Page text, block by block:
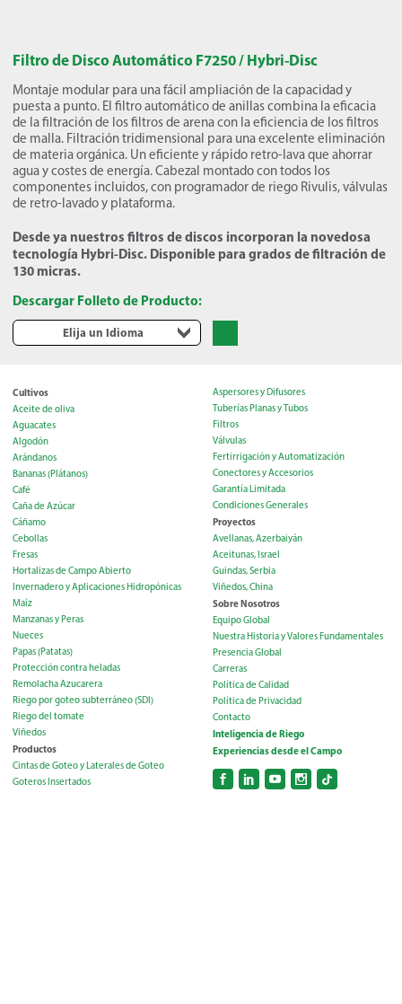
Filtro de Disco Automático F7250 / Hybri-Disc
Montaje modular para una fácil ampliación de la capacidad y
puesta a punto. El filtro automático de anillas combina la eficacia
de la filtración de los filtros de arena con la eficiencia de los filtros
de malla. Filtración tridimensional para una excelente eliminación
de materia orgánica. Un eficiente y rápido retro-lava que ahorrar
agua y costes de energía. Cabezal montado con todos los
componentes incluidos, con programador de riego Rivulis, válvulas
de retro-lavado y plataforma.
Desde ya nuestros filtros de discos incorporan la novedosa
tecnología Hybri-Disc. Disponible para grados de filtración de
130 micras.
Descargar Folleto de Producto:
Elija un Idioma
Cultivos
Aceite de oliva
Aguacates
Algodón
Arándanos
Bananas (Plátanos)
Café
Caña de Azúcar
Cáñamo
Cebollas
Fresas
Hortalizas de Campo Abierto
Invernadero y Aplicaciones Hidropónicas
Maíz
Manzanas y Peras
Nueces
Papas (Patatas)
Protección contra heladas
Remolacha Azucarera
Riego por goteo subterráneo (SDI)
Riego del tomate
Viñedos
Productos
Cintas de Goteo y Laterales de Goteo
Goteros Insertados
Aspersores y Difusores
Tuberías Planas y Tubos
Filtros
Válvulas
Fertirrigación y Automatización
Conectores y Accesorios
Garantía Limitada
Condiciones Generales
Proyectos
Avellanas, Azerbaiyán
Aceitunas, Israel
Guindas, Serbia
Viñedos, China
Sobre Nosotros
Equipo Global
Nuestra Historia y Valores Fundamentales
Presencia Global
Carreras
Política de Calidad
Política de Privacidad
Contacto
Inteligencia de Riego
Experiencias desde el Campo